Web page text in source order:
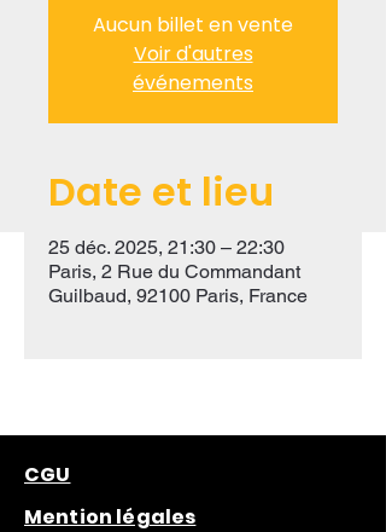
Aucun billet en vente
Voir d'autres
événements
Date et lieu
25 déc. 2025, 21:30 – 22:30
Paris, 2 Rue du Commandant
Guilbaud, 92100 Paris, France
CGU
Mention légales